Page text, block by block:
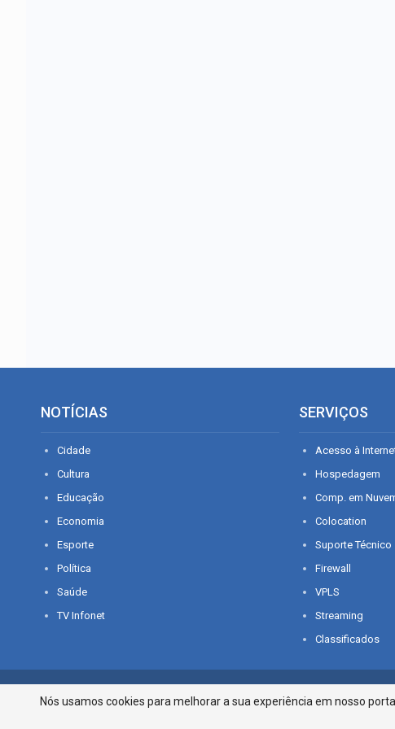
NOTÍCIAS
Cidade
Cultura
Educação
Economia
Esporte
Política
Saúde
TV Infonet
SERVIÇOS
Acesso à
Hospedagem
Comp. em
Colocation
Suporte Técnico
Firewall
VPLS
Streaming
Classificados
© 2026 - O que é notícia em Sergipe. Todos os direitos reservados.
Nós usamos cookies para melhorar a sua experiência em nosso